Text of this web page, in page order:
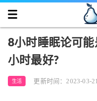
8小时睡眠论可
小时最好?
生活 更新时间：2023-03-